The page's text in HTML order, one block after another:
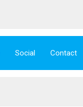
Social Contact